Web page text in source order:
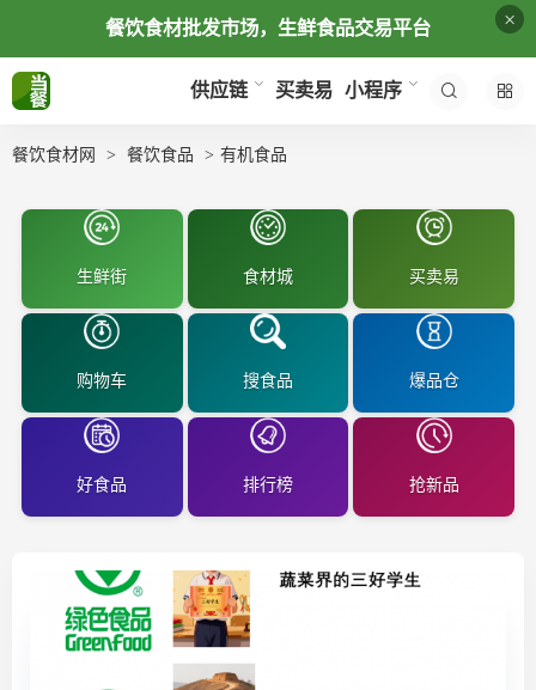
餐饮食材批发市场，生鲜食品交易平台 ×
供应链 买卖易 小程序
餐饮食材网 餐饮食品 有机食品
生鲜街 食材城 买卖易
购物车 搜食品 爆品仓
好食品 排行榜 抢新品